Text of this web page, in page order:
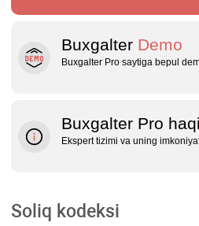
Buxgalter Demo
Buxgalter Pro saytiga bepul
Buxgalter Pro
Ekspert tizimi va uning
Soliq kodeksi